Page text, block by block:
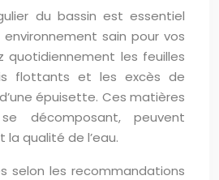
du bassin est essentiel
sain pour vos
quotidiennement les feuilles
flottants et les excès de
épuisette. Ces matières
décomposant, peuvent
qualité de l’eau.
selon les recommandations